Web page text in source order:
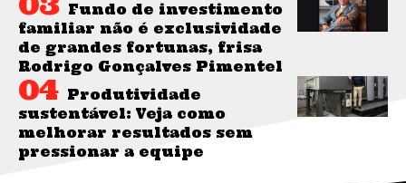
Fundo de investimento
familiar não é exclusividade
de grandes fortunas, frisa
Rodrigo Gonçalves Pimentel
Produtividade
sustentável: Veja como
melhorar resultados sem
pressionar a equipe